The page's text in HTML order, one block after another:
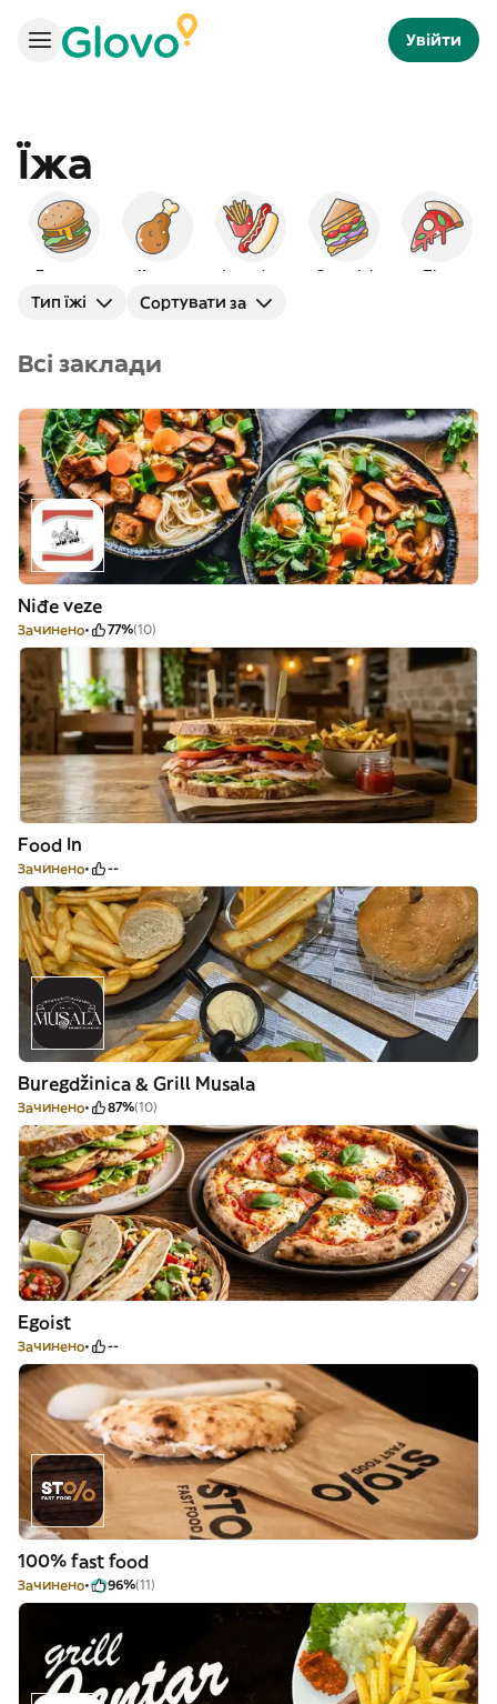
Увійти
Їжа
Бургери Курка Фаст-фуд Сендвічі Піца
Тип їжі Сортувати за
Всі заклади
Niđe veze
Зачинено 77%(10)
Food In
Зачинено --
Buregdžinica & Grill Musala
Зачинено 87%(10)
Egoist
Зачинено --
100% fast food
Зачинено 96%(11)